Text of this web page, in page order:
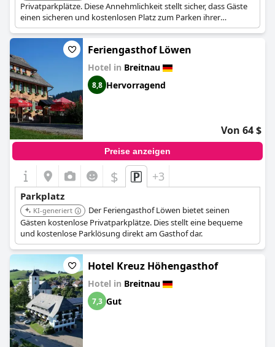
Privatparkplätze. Diese Annehmlichkeit stellt sicher, dass Gäste
einen sicheren und kostenlosen Platz zum Parken ihrer
Fahrzeuge auf dem Grundstück haben.
Feriengasthof Löwen
Hotel in Breitnau
8,8 Hervorragend
Von 64 $
Preise anzeigen
$ +3
Parkplatz
KI-generiert
Der Feriengasthof Löwen bietet seinen
Gästen kostenlose Privatparkplätze. Dies stellt eine bequeme
und kostenlose Parklösung direkt am Gasthof dar.
Hotel Kreuz Höhengasthof
Hotel in Breitnau
7,3 Gut